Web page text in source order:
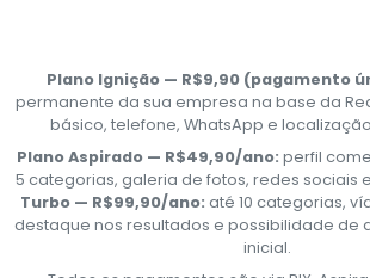
Plano Ignição — R$9,90 (pagamento
permanente da sua empresa na base da
básico, telefone, WhatsApp e
Plano Aspirado — R$49,90/ano: perfil
5 categorias, galeria de fotos, redes sociais
Turbo — R$99,90/ano: até 10 categorias,
destaque nos resultados e possibilidade de
inicial.